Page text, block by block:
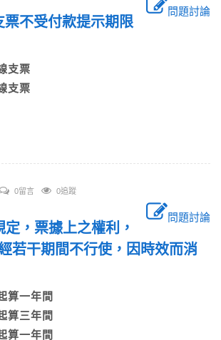
問題討論
票不受付款提示期限
支票
支票
0留言 0追蹤
問題討論
，票據上之權利，
若干期間不行使，因時效而消
算一年間
算三年間
算一年間